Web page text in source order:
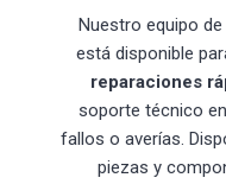
Nuestro equipo
está disponible
reparaciones
soporte técnico
fallos o averías.
piezas y